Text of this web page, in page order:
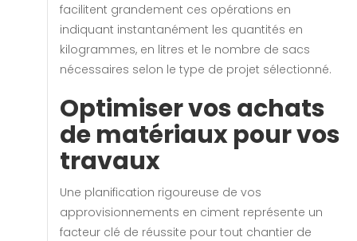
facilitent grandement ces opérations en
indiquant instantanément les quantités en
kilogrammes, en litres et le nombre de sacs
nécessaires selon le type de projet sélectionné.
Optimiser vos achats
de matériaux pour vos
travaux
Une planification rigoureuse de vos
approvisionnements en ciment représente un
facteur clé de réussite pour tout chantier de